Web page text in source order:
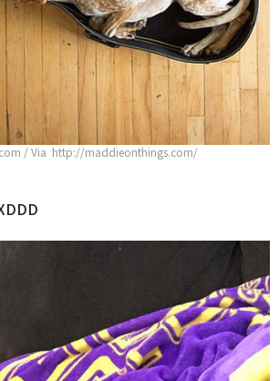
/ Via http://maddieonthings.com/